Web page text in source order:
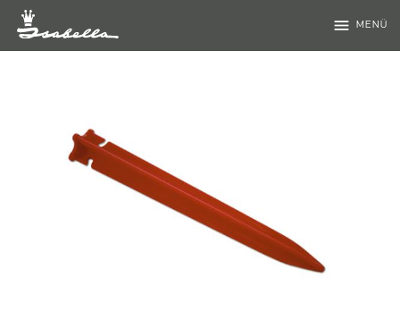
menu MENÜ